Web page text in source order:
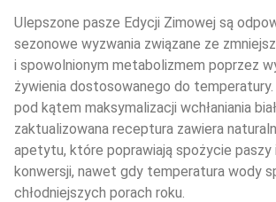
Ulepszone pasze Edycji Zimowej są
sezonowe wyzwania związane ze
i spowolnionym metabolizmem poprzez
żywienia dostosowanego do
pod kątem maksymalizacji wchłaniania
zaktualizowana receptura zawiera
apetytu, które poprawiają spożycie paszy
konwersji, nawet gdy temperatura wody
chłodniejszych porach roku.